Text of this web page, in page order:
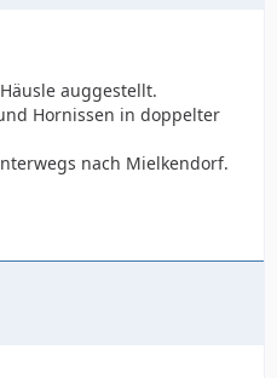
auggestellt.
Hornissen in doppelter
nach Mielkendorf.